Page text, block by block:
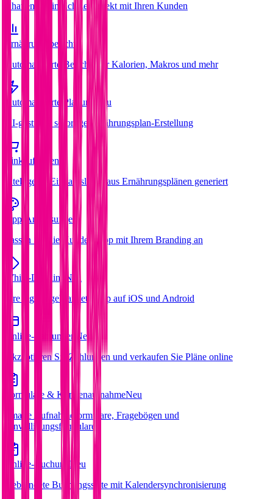
Chatten Sie in Echtzeit direkt mit Ihren Kunden
Ernährungsberichte
Automatisierte Berichte für Kalorien, Makros und mehr
Automatisierte Planung Neu
KI-gestützte sofortige Ernährungsplan-Erstellung
Einkaufslisten
Intelligente Einkaufslisten aus Ernährungsplänen generiert
App-Anpassungen
Passen Sie die Kunden-App mit Ihrem Branding an
White-Labeling Neu
Ihre eigene gebrandete App auf iOS und Android
Online-Zahlungen Neu
Akzeptieren Sie Zahlungen und verkaufen Sie Pläne online
Formulare & KundenaufnahmeNeu
Smarte Aufnahmeformulare, Fragebögen und
Einwilligungsformulare
Online-Buchung Neu
Gebrandete Buchungsseite mit Kalendersynchronisierung